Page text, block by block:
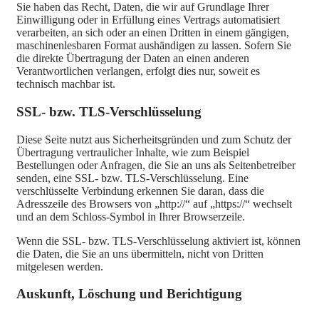
Sie haben das Recht, Daten, die wir auf Grundlage Ihrer
Einwilligung oder in Erfüllung eines Vertrags automatisiert
verarbeiten, an sich oder an einen Dritten in einem gängigen,
maschinenlesbaren Format aushändigen zu lassen. Sofern Sie
die direkte Übertragung der Daten an einen anderen
Verantwortlichen verlangen, erfolgt dies nur, soweit es
technisch machbar ist.
SSL- bzw. TLS-Verschlüsselung
Diese Seite nutzt aus Sicherheitsgründen und zum Schutz der
Übertragung vertraulicher Inhalte, wie zum Beispiel
Bestellungen oder Anfragen, die Sie an uns als Seitenbetreiber
senden, eine SSL- bzw. TLS-Verschlüsselung. Eine
verschlüsselte Verbindung erkennen Sie daran, dass die
Adresszeile des Browsers von „http://“ auf „https://“ wechselt
und an dem Schloss-Symbol in Ihrer Browserzeile.
Wenn die SSL- bzw. TLS-Verschlüsselung aktiviert ist, können
die Daten, die Sie an uns übermitteln, nicht von Dritten
mitgelesen werden.
Auskunft, Löschung und Berichtigung